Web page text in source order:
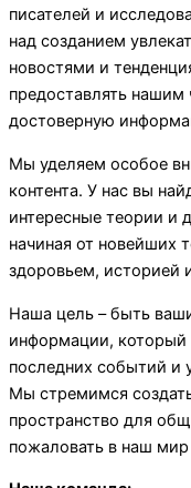
писателей и
над созданием
новостями и
предоставлять
достоверную
Мы уделяем особое
контента. У нас вы
интересные теории и
начиная от новейших
здоровьем, историей
Наша цель – быть
информации,
последних событий и
Мы стремимся
пространство для
пожаловать в наш мир